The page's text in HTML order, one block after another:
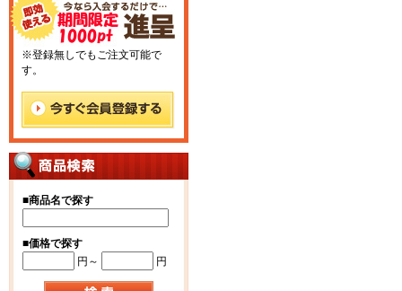
※登録無しでもご注文可能で
す。
■商品名で探す
■価格で探す
円～
円